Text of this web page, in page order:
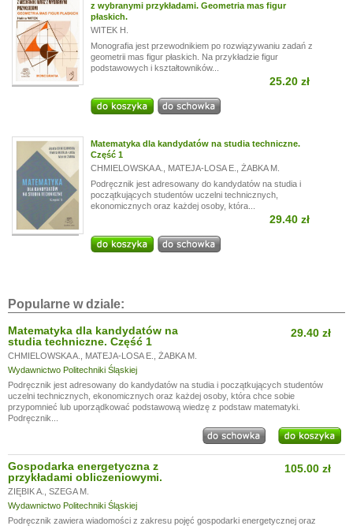
z wybranymi przykładami. Geometria mas figur
płaskich.
WITEK H.
Monografia jest przewodnikiem po rozwiązywaniu zadań z
geometrii mas figur płaskich. Na przykładzie figur
podstawowych i kształtowników...
25.20 zł
Matematyka dla kandydatów na studia techniczne.
Część 1
CHMIELOWSKA A.
MATEJA-LOSA E.
ŻABKA M.
Podręcznik jest adresowany do kandydatów na studia i
początkujących studentów uczelni technicznych,
ekonomicznych oraz każdej osoby, która...
29.40 zł
Popularne w dziale:
Matematyka dla kandydatów na
studia techniczne. Część 1
CHMIELOWSKA A. MATEJA-LOSA E.
ŻABKA M.
Wydawnictwo Politechniki Śląskiej
29.40 zł
Podręcznik jest adresowany do kandydatów na studia i początkujących studentów
uczelni technicznych, ekonomicznych oraz każdej osoby, która chce sobie
przypomnieć lub uporządkować podstawową wiedzę z podstaw matematyki.
Podręcznik...
Gospodarka energetyczna z
przykładami obliczeniowymi.
ZIĘBIK A.
SZEGA M.
Wydawnictwo Politechniki Śląskiej
105.00 zł
Podręcznik zawiera wiadomości z zakresu pojęć gospodarki energetycznej oraz